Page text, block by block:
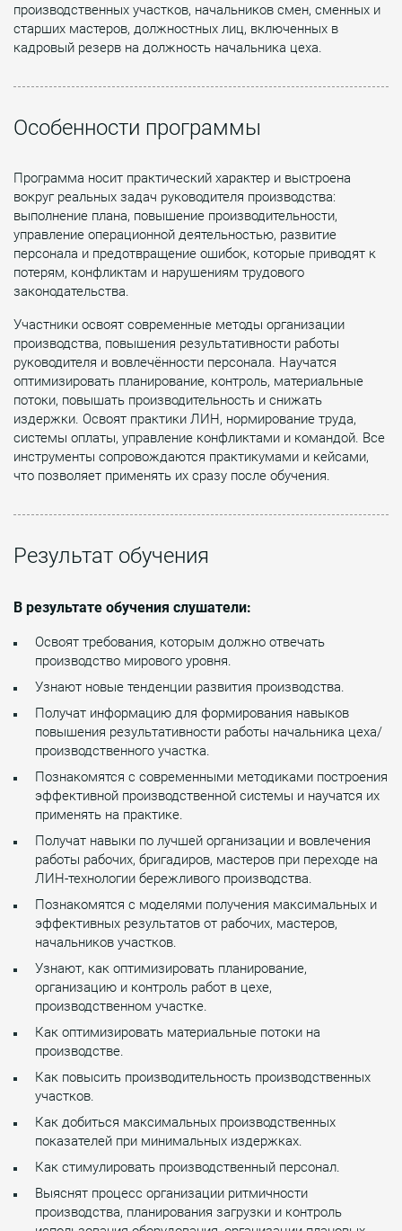
производственных участков, начальников смен, сменных и
старших мастеров, должностных лиц, включенных в
кадровый резерв на должность начальника цеха.
Особенности программы
Программа носит практический характер и выстроена
вокруг реальных задач руководителя производства:
выполнение плана, повышение производительности,
управление операционной деятельностью, развитие
персонала и предотвращение ошибок, которые приводят к
потерям, конфликтам и нарушениям трудового
законодательства.
Участники освоят современные методы организации
производства, повышения результативности работы
руководителя и вовлечённости персонала. Научатся
оптимизировать планирование, контроль, материальные
потоки, повышать производительность и снижать
издержки. Освоят практики ЛИН, нормирование труда,
системы оплаты, управление конфликтами и командой. Все
инструменты сопровождаются практикумами и кейсами,
что позволяет применять их сразу после обучения.
Результат обучения
В результате обучения слушатели:
Освоят требования, которым должно отвечать
производство мирового уровня.
Узнают новые тенденции развития производства.
Получат информацию для формирования навыков
повышения результативности работы начальника цеха/
производственного участка.
Познакомятся с современными методиками построения
эффективной производственной системы и научатся их
применять на практике.
Получат навыки по лучшей организации и вовлечения
работы рабочих, бригадиров, мастеров при переходе на
ЛИН-технологии бережливого производства.
Познакомятся с моделями получения максимальных и
эффективных результатов от рабочих, мастеров,
начальников участков.
Узнают, как оптимизировать планирование,
организацию и контроль работ в цехе,
производственном участке.
Как оптимизировать материальные потоки на
производстве.
Как повысить производительность производственных
участков.
Как добиться максимальных производственных
показателей при минимальных издержках.
Как стимулировать производственный персонал.
Выяснят процесс организации ритмичности
производства, планирования загрузки и контроль